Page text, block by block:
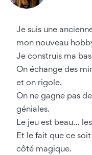
Je suis une
mon nouveau
Je construis ma
On échange des
et on rigole.
On ne gagne pas
géniales.
Le jeu est beau…
Et le fait que ce
côté magique.